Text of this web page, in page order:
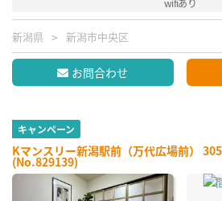
新潟県 新潟市中央区
お問合わせ
キャンペーン
Kマンスリー新潟駅前（万代広場前） 305
(No.829139)